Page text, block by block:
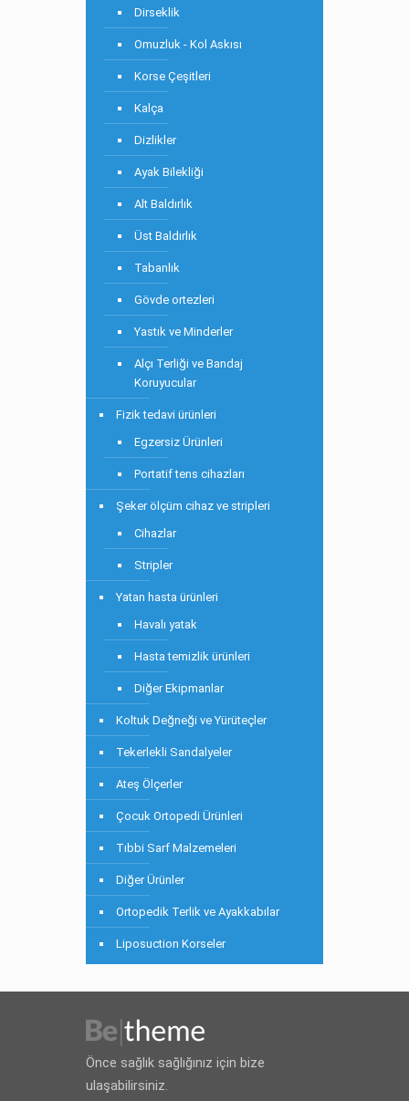
Dirseklik
Omuzluk - Kol Askısı
Korse Çeşitleri
Kalça
Dizlikler
Ayak Bilekliği
Alt Baldırlık
Üst Baldırlık
Tabanlık
Gövde ortezleri
Yastık ve Minderler
Alçı Terliği ve Bandaj
Koruyucular
Fizik tedavi ürünleri
Egzersiz Ürünleri
Portatif tens cihazları
Şeker ölçüm cihaz ve stripleri
Cihazlar
Stripler
Yatan hasta ürünleri
Havalı yatak
Hasta temizlik ürünleri
Diğer Ekipmanlar
Koltuk Değneği ve Yürüteçler
Tekerlekli Sandalyeler
Ateş Ölçerler
Çocuk Ortopedi Ürünleri
Tıbbi Sarf Malzemeleri
Diğer Ürünler
Ortopedik Terlik ve Ayakkabılar
Liposuction Korseler
Önce sağlık sağlığınız için bize
ulaşabilirsiniz.